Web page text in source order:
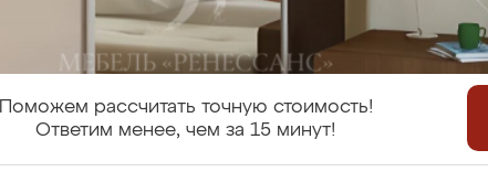
Поможем рассчитать точную стоимость!
Ответим менее, чем за 15 минут!